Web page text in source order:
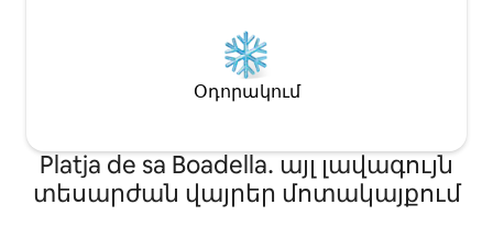
Օդորակում
Platja de sa Boadella․ այլ լավագույն
տեսարժան վայրեր մոտակայքում